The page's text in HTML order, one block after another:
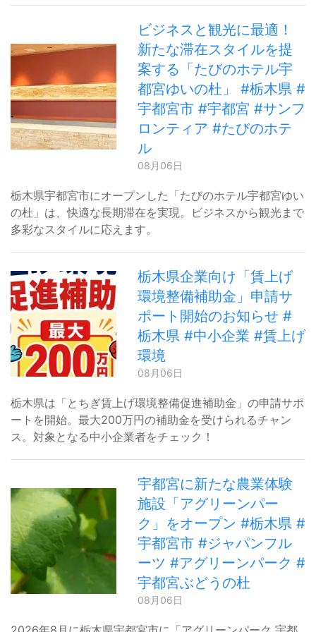
ビジネスと観光に最適！
新たな滞在スタイルを提
案する「たびのホテル宇
都宮ゆいの杜」 #栃木県 #
宇都宮市 #宇都宮 #サンフ
ロンティア #たびのホテ
ル
08月06日
栃木県宇都宮市にオープンした「たびのホテル宇都宮ゆい
の杜」は、快適な長期滞在を実現。ビジネスから観光まで
多彩なスタイルに応えます。
栃木県企業向け「賃上げ
環境整備補助金」申請サ
ポート開始のお知らせ #
栃木県 #中小企業 #賃上げ
環境
08月06日
栃木県は「とちぎ賃上げ環境整備促進補助金」の申請サポ
ートを開始。最大200万円の補助金を受けられるチャン
ス。対象となる中小企業者をチェック！
宇都宮に新たな農業体験
施設「アグリーンパー
ク」をオープン #栃木県 #
宇都宮市 #ジャパンフル
ーツ #アグリーンパーク #
宇都宮ぶどうの杜
08月06日